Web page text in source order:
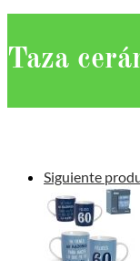
Taza
Siguiente